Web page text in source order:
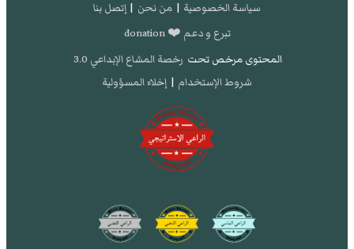
سياسة الخصوصية | من نحن | إتصل بنا
تبرع و دعم ❤️ donation
المحتوى مرخص تحت رخصة المشاع الإبداعي 3.0
شروط الإستخدام | إخلاء المسؤولية